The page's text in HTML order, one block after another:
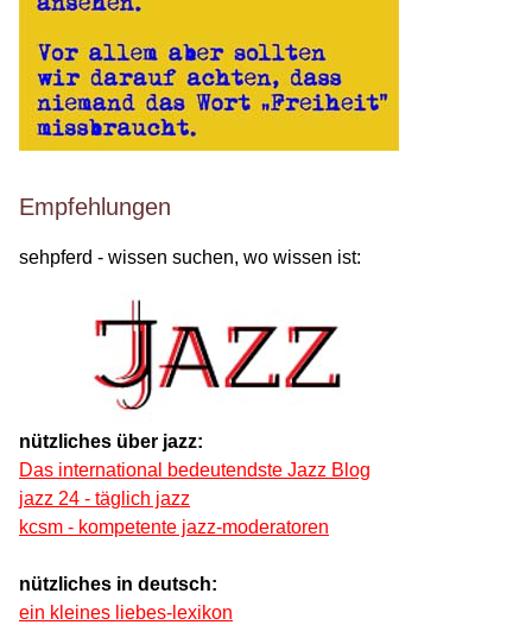
Empfehlungen
sehpferd - wissen suchen, wo wissen ist:
nützliches über jazz:
Das international bedeutendste Jazz Blog
jazz 24 - täglich jazz
kcsm - kompetente jazz-moderatoren
nützliches in deutsch:
ein kleines liebes-lexikon